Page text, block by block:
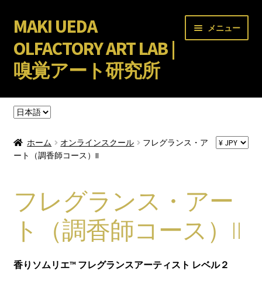
ナ
ビ
ゲ
ー
シ
ン
ス
キ
コ
ン
テ
ン
ツ
ス
ッ
プ
MAKI UEDA
OLFACTORY ART LAB |
嗅覚アート研究所
メニュー
オンラインスクール
ニ
ュ
展
フレグランス・アート（調香師コース）II
嗅覚アートの教科書（動画講座）
香り文化協会
言
を ホーム オンラインスクール
フレグランス・ア
ート（調香師コース）II
フレグランス・アー
ト（調香師コース）II
香りソムリエ™️ フレグランスアーティスト レベル２